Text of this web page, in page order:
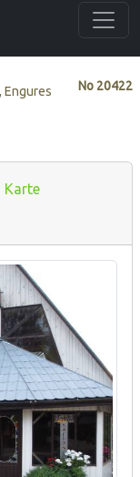
No 20422
Engures
Karte